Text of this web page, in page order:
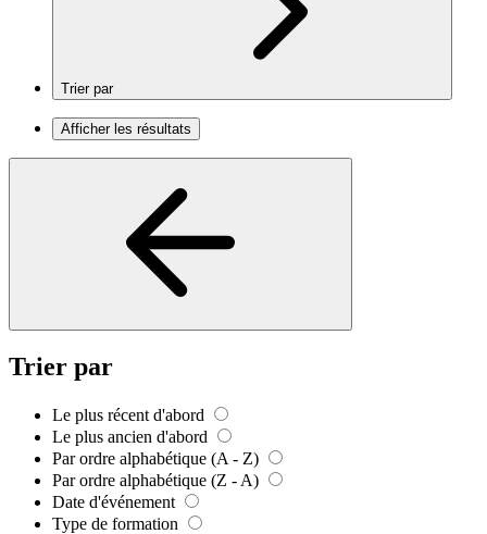
Trier par
Afficher les résultats
Trier par
Le plus récent d'abord
Le plus ancien d'abord
Par ordre alphabétique (A - Z)
Par ordre alphabétique (Z - A)
Date d'événement
Type de formation